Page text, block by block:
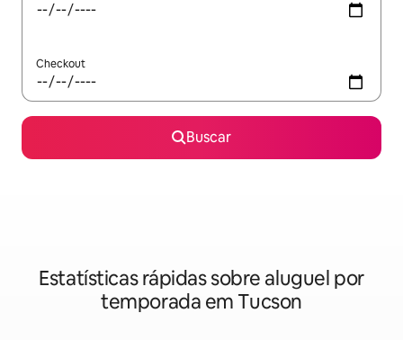
Checkout
Buscar
Estatísticas rápidas sobre aluguel por
temporada em Tucson